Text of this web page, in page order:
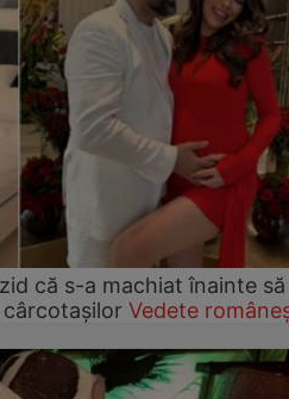
că s-a machiat înainte să
cârcotașilor Vedete